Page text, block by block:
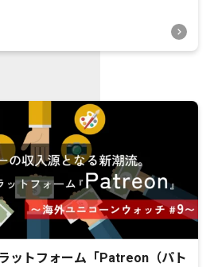
ットフォーム「Patreon（パト